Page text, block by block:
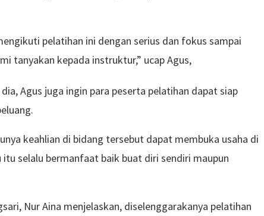
pelatihan ini dengan serius dan fokus sampai
tanyakan kepada instruktur,” ucap Agus,
Agus juga ingin para peserta pelatihan dapat siap
keahlian di bidang tersebut dapat membuka usaha di
itu selalu bermanfaat baik buat diri sendiri maupun
Nur Aina menjelaskan, diselenggarakanya pelatihan